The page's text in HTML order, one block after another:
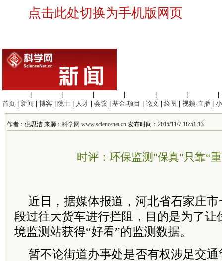
点击此处切换为手机版网页
首页
新闻 博客 院士 人才 会议 基金·项目 论文 绘图 视频·直播
作者：倪思洁 来源： 科学网 www.sciencenet.cn 发布时间：2016/11/7 18:51:13
时评：环保监测"保真"只靠“
近日，据媒体报道，河北省石家庄
段过往大货车进行拦阻，目的是为了让
境监测站获得“好看”的监测数据。
暂不论街道办事处是否有权涉足交